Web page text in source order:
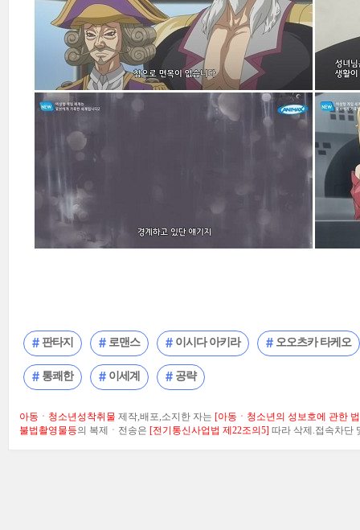
판타지 로맨스 이시다 아키라 오오츠카 타케오
통쾌한 이세계 공략
아동ㆍ청소년성착취물 제작,배포,소지한 자는 [아동ㆍ청소년의 성보호에 관한
불법촬영물등의 복제ㆍ전송은 [전기통신사업법 제22조의5] 따라 삭제.접속차단